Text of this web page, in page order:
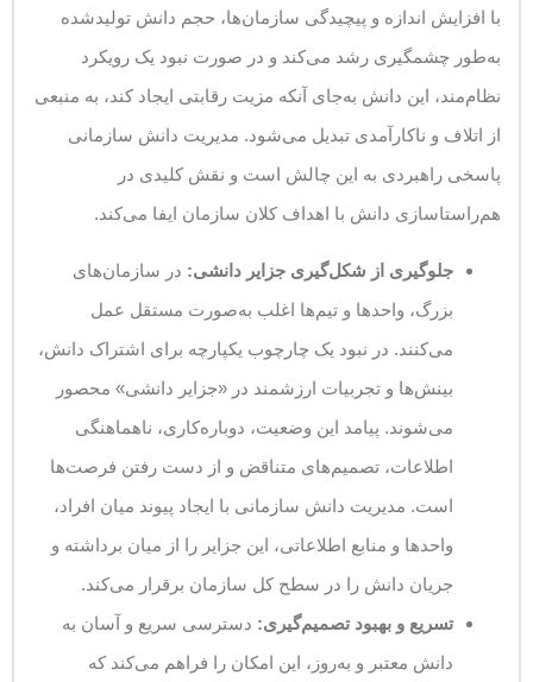
با افزایش اندازه و پیچیدگی سازمان‌ها، حجم دانش تولیدشده
به‌طور چشمگیری رشد می‌کند و در صورت نبود یک رویکرد
نظام‌مند، این دانش به‌جای آنکه مزیت رقابتی ایجاد کند، به منبعی
از اتلاف و ناکارآمدی تبدیل می‌شود. مدیریت دانش سازمانی
پاسخی راهبردی به این چالش است و نقش کلیدی در
هم‌راستاسازی دانش با اهداف کلان سازمان ایفا می‌کند.
جلوگیری از شکل‌گیری جزایر دانشی: در سازمان‌های
بزرگ، واحدها و تیم‌ها اغلب به‌صورت مستقل عمل
می‌کنند. در نبود یک چارچوب یکپارچه برای اشتراک دانش،
بینش‌ها و تجربیات ارزشمند در «جزایر دانشی» محصور
می‌شوند. پیامد این وضعیت، دوباره‌کاری، ناهماهنگی
اطلاعات، تصمیم‌های متناقض و از دست رفتن فرصت‌ها
است. مدیریت دانش سازمانی با ایجاد پیوند میان افراد،
واحدها و منابع اطلاعاتی، این جزایر را از میان برداشته و
جریان دانش را در سطح کل سازمان برقرار می‌کند.
تسریع و بهبود تصمیم‌گیری: دسترسی سریع و آسان به
دانش معتبر و به‌روز، این امکان را فراهم می‌کند که